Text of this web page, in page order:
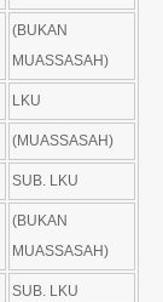
(BUKAN
MUASSASAH)
LKU
(MUASSASAH)
SUB. LKU
(BUKAN
MUASSASAH)
SUB. LKU